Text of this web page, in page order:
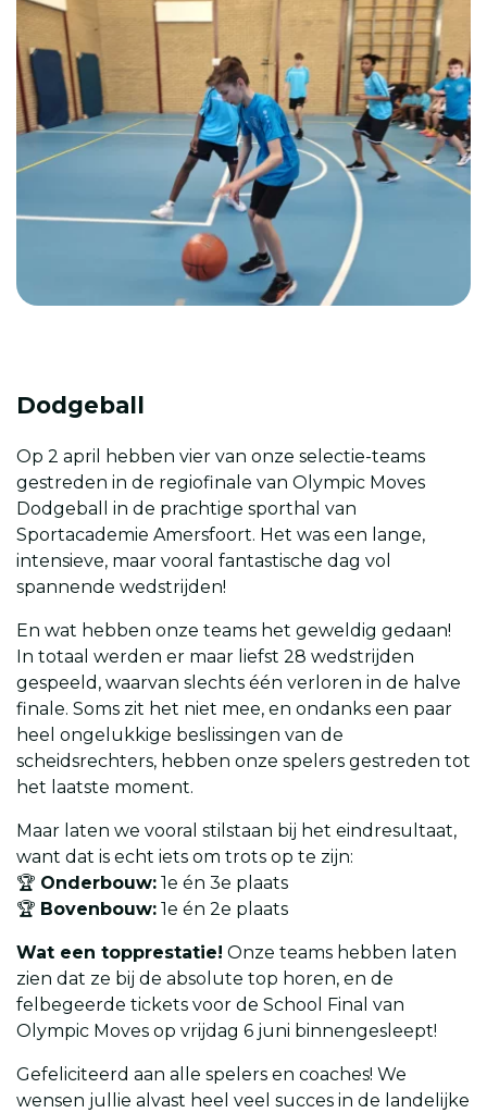
Dodgeball
Op 2 april hebben vier van onze selectie-teams
gestreden in de regiofinale van Olympic Moves
Dodgeball in de prachtige sporthal van
Sportacademie Amersfoort. Het was een lange,
intensieve, maar vooral fantastische dag vol
spannende wedstrijden!
En wat hebben onze teams het geweldig gedaan!
In totaal werden er maar liefst 28 wedstrijden
gespeeld, waarvan slechts één verloren in de halve
finale. Soms zit het niet mee, en ondanks een paar
heel ongelukkige beslissingen van de
scheidsrechters, hebben onze spelers gestreden tot
het laatste moment.
Maar laten we vooral stilstaan bij het eindresultaat,
want dat is echt iets om trots op te zijn:
🏆 Onderbouw: 1e én 3e plaats
🏆 Bovenbouw: 1e én 2e plaats
Wat een topprestatie! Onze teams hebben laten
zien dat ze bij de absolute top horen, en de
felbegeerde tickets voor de School Final van
Olympic Moves op vrijdag 6 juni binnengesleept!
Gefeliciteerd aan alle spelers en coaches! We
wensen jullie alvast heel veel succes in de landelijke